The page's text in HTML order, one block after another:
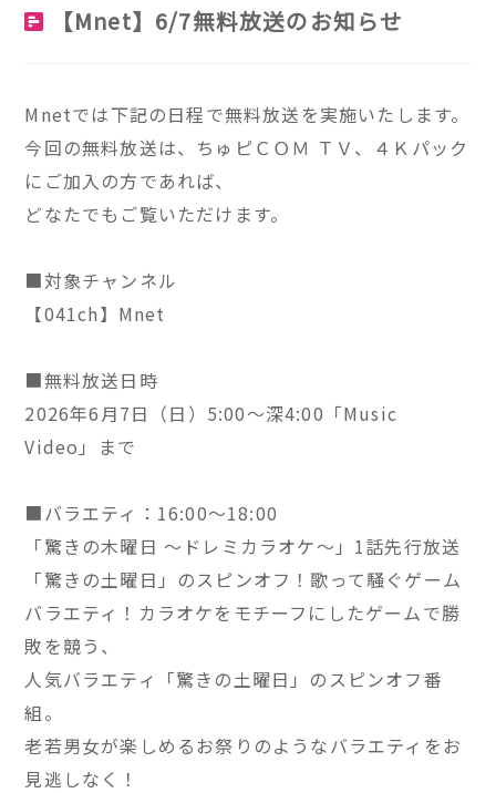
【Mnet】6/7無料放送のお知らせ
Mnetでは下記の日程で無料放送を実施いたします。
今回の無料放送は、ちゅピＣＯＭ ＴＶ、４Ｋパック
にご加入の方であれば、
どなたでもご覧いただけます。
■対象チャンネル
【041ch】Mnet
■無料放送日時
2026年6月7日（日）5:00～深4:00「Music
Video」まで
■バラエティ：16:00～18:00
「驚きの木曜日 ～ドレミカラオケ～」1話先行放送
「驚きの土曜日」のスピンオフ！歌って騒ぐゲーム
バラエティ！カラオケをモチーフにしたゲームで勝
敗を競う、
人気バラエティ「驚きの土曜日」のスピンオフ番
組。
老若男女が楽しめるお祭りのようなバラエティをお
見逃しなく！